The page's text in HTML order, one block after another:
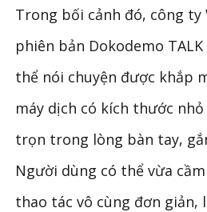
Trong bối cảnh đó, công ty
phiên bản Dokodemo
thể nói chuyện được khắp
máy dịch có kích thước
trọn trong lòng bàn tay,
Người dùng có thể vừa
thao tác vô cùng đơn giản,